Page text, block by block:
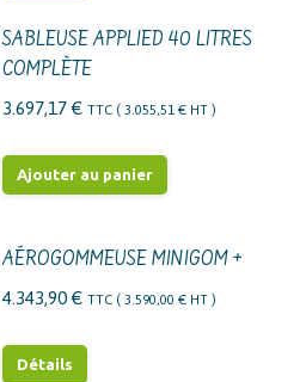
SABLEUSE APPLIED 40 LITRES
COMPLÈTE
3.697,17 € TTC ( 3.055,51 €HT )
Ajouter au panier
AÉROGOMMEUSE MINIGOM +
4.343,90 € TTC ( 3.590,00 €HT )
Détails